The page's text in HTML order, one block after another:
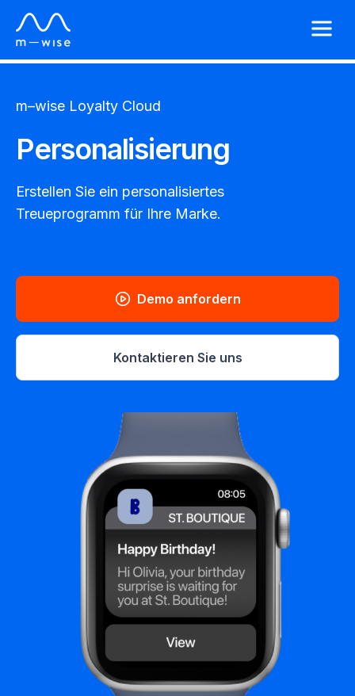
m–wise Loyalty Cloud
Personalisierung
Erstellen Sie ein personalisiertes
Treueprogramm für Ihre Marke.
Kontaktieren Sie uns
Demo anfordern